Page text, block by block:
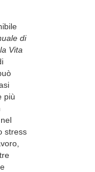
di
Vita
più
stress